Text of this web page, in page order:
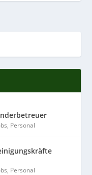
, Personal
, Personal